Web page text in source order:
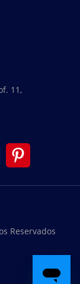
11,
Reservados